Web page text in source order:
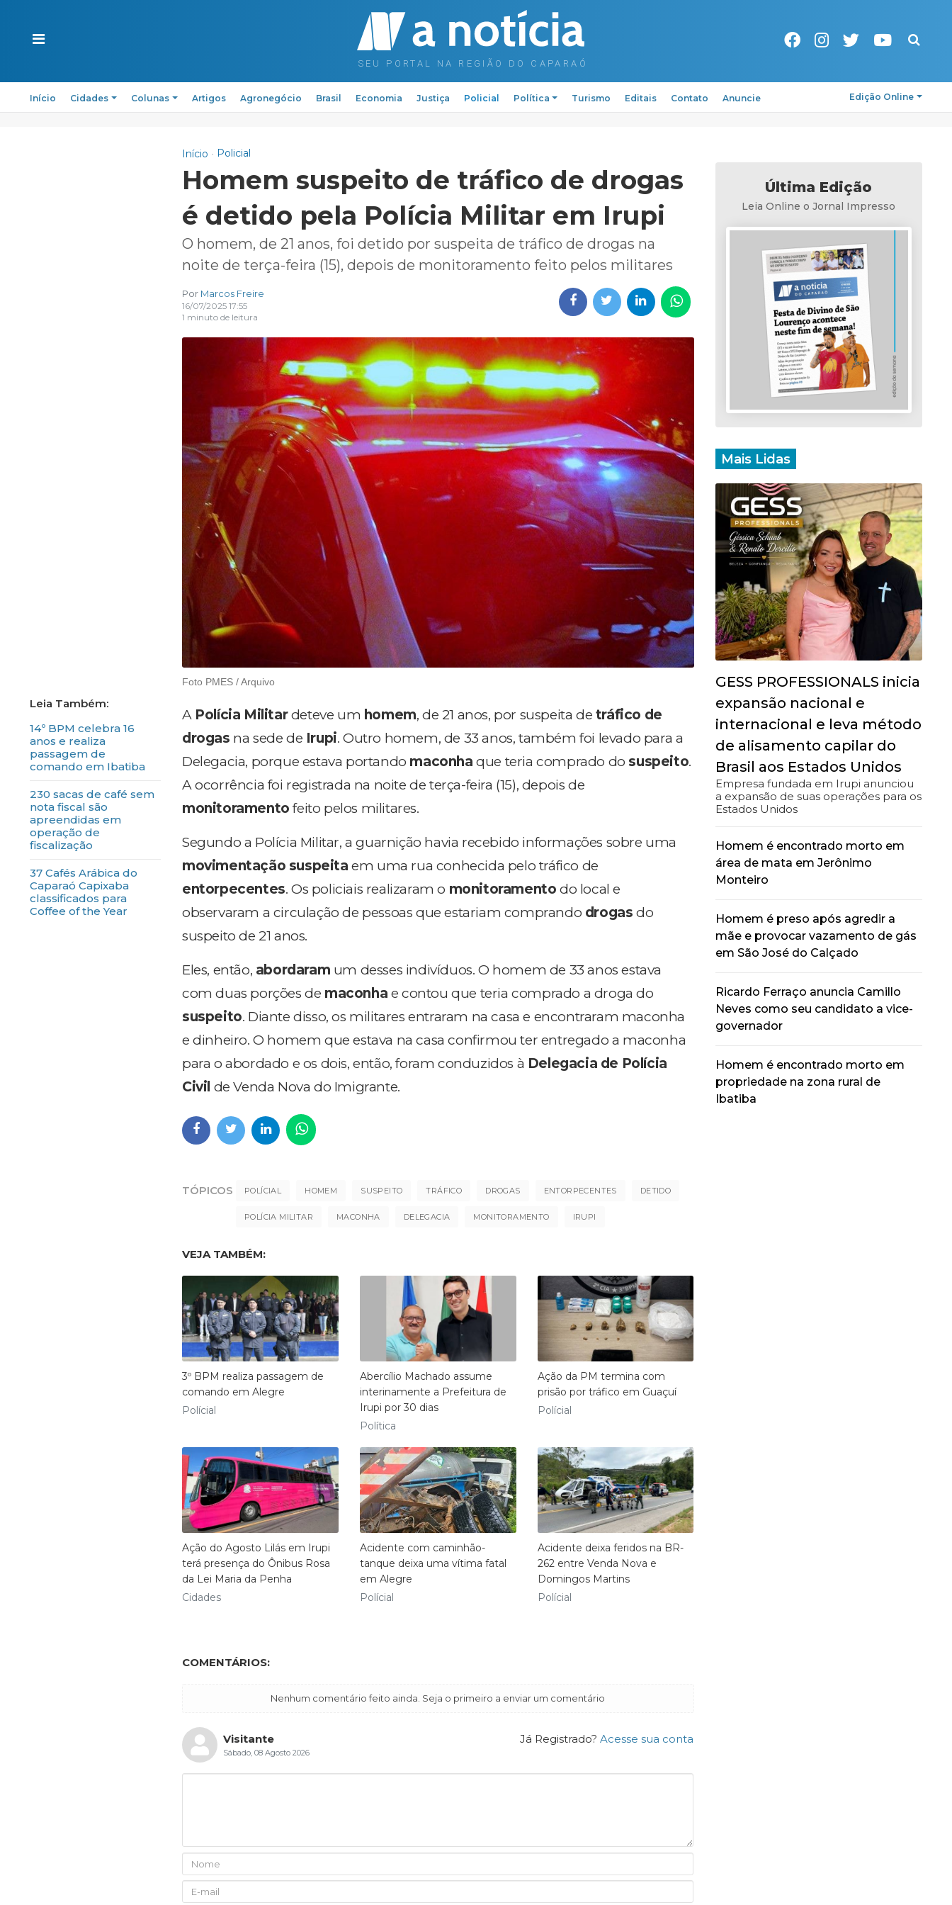
Pesquisa
Início Cidades Colunas Artigos Agronegócio Brasil Economia Justiça Policial Política Turismo Editais Contato Anuncie Edição Online
14º BPM celebra 16
anos e realiza
passagem de
comando em Ibatiba
230 sacas de café sem
nota fiscal são
apreendidas em
operação de
fiscalização
37 Cafés Arábica do
Caparaó Capixaba
classificados para
Coffee of the Year
Início Policial
Homem suspeito de tráfico de drogas
é detido pela Polícia Militar em Irupi
O homem, de 21 anos, foi detido por suspeita de tráfico de drogas na
noite de terça-feira (15), depois de monitoramento feito pelos militares
Por Marcos Freire
16/07/2025 17:55
1 minuto de leitura
Foto PMES / Arquivo
A Polícia Militardeteve um homem, de 21 anos, por suspeita de tráfico de
drogas na sede de Irupi. Outro homem, de 33 anos, também foi levado para a
Delegacia, porque estava portando maconha que teria comprado do suspeito.
A ocorrência foi registrada na noite de terça-feira (15), depois de
monitoramento feito pelos militares.
Segundo a Polícia Militar, a guarnição havia recebido informações sobre uma
movimentação suspeita em uma rua conhecida pelo tráfico de
entorpecentes. Os policiais realizaram o monitoramentodo local e
observaram a circulação de pessoas que estariam comprando drogas do
suspeito de 21 anos.
Eles, então, abordaram um desses indivíduos. O homem de 33 anos estava
com duas porções de maconha e contou que teria comprado a droga do
suspeito. Diante disso, os militares entraram na casa e encontraram maconha
e dinheiro. O homem que estava na casa confirmou ter entregado a maconha
para o abordado e os dois, então, foram conduzidos à Delegacia de Polícia
Civil de Venda Nova do Imigrante.
TÓPICOS POLÍCIAL HOMEM SUSPEITO TRÁFICO DROGAS ENTORPECENTES DETIDO
POLÍCIA MILITAR MACONHA DELEGACIA MONITORAMENTO IRUPI
VEJA TAMBÉM:
3º BPM realiza passagem de
comando em Alegre
Polícial
Abercílio Machado assume
interinamente a Prefeitura de
Irupi por 30 dias
Política
Ação da PM termina com
prisão por tráfico em Guaçuí
Polícial
Ação do Agosto Lilás em Irupi
terá presença do Ônibus Rosa
da Lei Maria da Penha
Cidades
Acidente com caminhão-
tanque deixa uma vítima fatal
em Alegre
Polícial
Acidente deixa feridos na BR-
262 entre Venda Nova e
Domingos Martins
Polícial
COMENTÁRIOS:
Nenhum comentário feito ainda. Seja o primeiro a enviar um comentário
Já Registrado? Acesse sua conta
Visitante
Sábado, 08 Agosto 2026
Última Edição
Leia Online o Jornal Impresso
Mais Lidas
GESS PROFESSIONALS inicia
expansão nacional e
internacional e leva método
de alisamento capilar do
Brasil aos Estados Unidos
Empresa fundada em Irupi anunciou
a expansão de suas operações para os
Estados Unidos
Homem é encontrado morto em
área de mata em Jerônimo
Monteiro
Homem é preso após agredir a
mãe e provocar vazamento de gás
em São José do Calçado
Ricardo Ferraço anuncia Camillo
Neves como seu candidato a vice-
governador
Homem é encontrado morto em
propriedade na zona rural de
Ibatiba